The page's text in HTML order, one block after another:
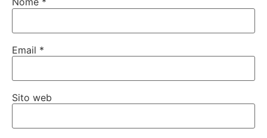
Email *
Sito web